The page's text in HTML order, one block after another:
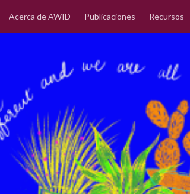
Acerca de AWID Publicaciones Recursos